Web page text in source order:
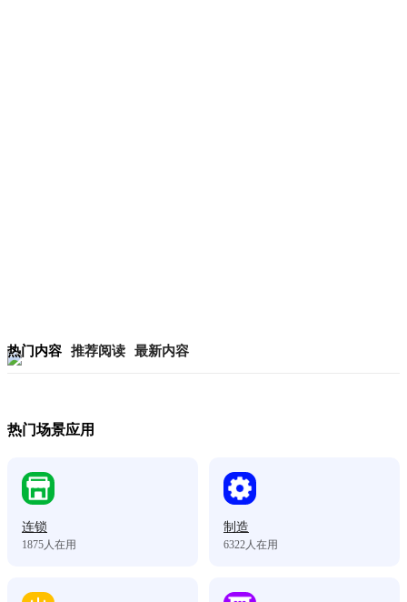
热门内容 推荐阅读 最新内容
热门场景应用
连锁
1875 人在用
制造
6322 人在用